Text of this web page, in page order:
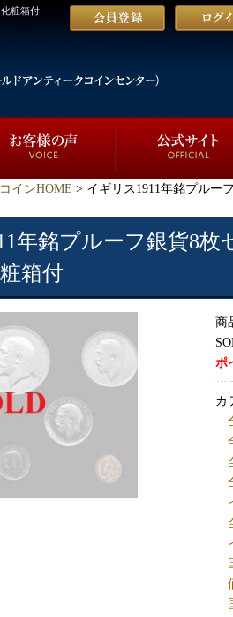
粧箱付
インHOME > イギリス1911年銘プル
年銘プルーフ銀貨8
箱付
商
ポ
カ